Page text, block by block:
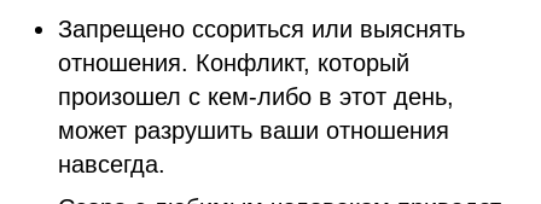
Запрещено ссориться или выяснять
отношения. Конфликт, который
произошел с кем-либо в этот день,
может разрушить ваши отношения
навсегда.